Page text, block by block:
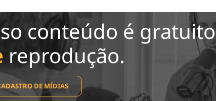
conteúdo é gratuito
reprodução.
DE MÍDIAS